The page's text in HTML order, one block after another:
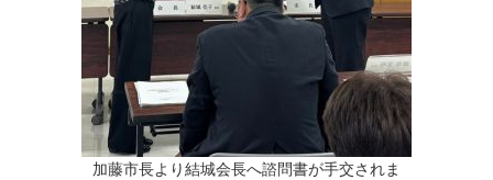
加藤市長より結城会長へ諮問書が手交されま